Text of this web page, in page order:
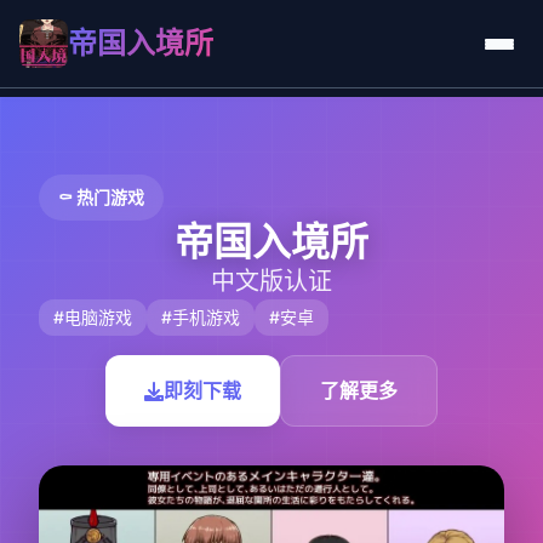
帝国入境所
⚰️ 热门游戏
帝国入境所
中文版认证
#电脑游戏 #手机游戏 #安卓
即刻下载 了解更多